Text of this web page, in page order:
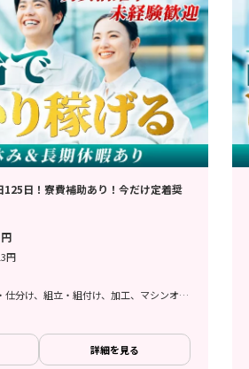
125日！寮費補助あり！今だけ定着奨
円
円
軽作業、検査、梱包・仕分け、組立・組付け、加工、マシンオペレーター、フォークリフト、座り作業、立ち作業、バリ取り
詳細を見る